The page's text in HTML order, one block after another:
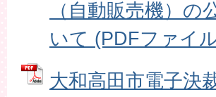
（自動販売機）
いて (PDFファイ
大和高田市電子決